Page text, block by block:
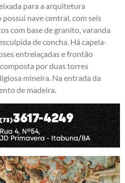
para a arquitetura
nave central, com seis
com base de granito, varanda
de concha. Há capela-
entrelaçadas e frontão
por duas torres
mineira. Na entrada da
de madeira.